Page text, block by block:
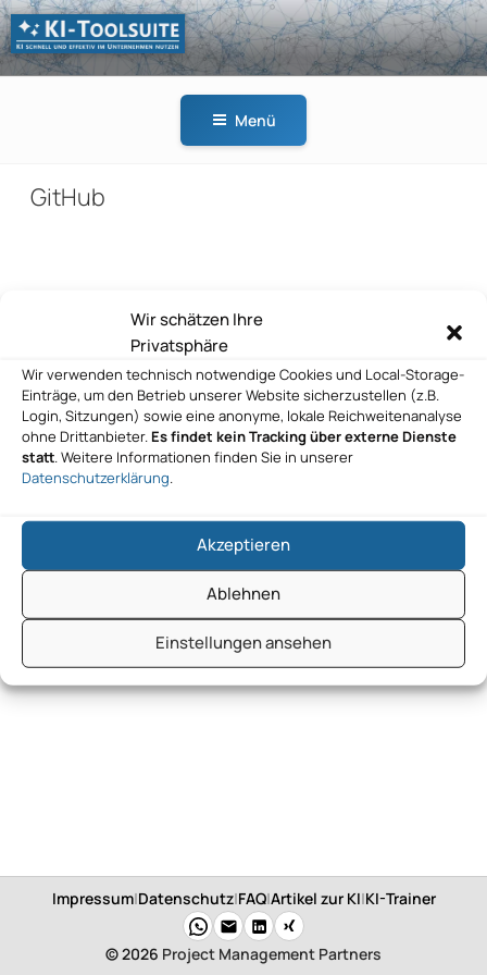
Wir schätzen Ihre
Privatsphäre
Wir verwenden technisch notwendige Cookies und Local-Storage-
Einträge, um den Betrieb unserer Website sicherzustellen (z.B.
Login, Sitzungen) sowie eine anonyme, lokale Reichweitenanalyse
ohne Drittanbieter. Es findet kein Tracking über externe Dienste
statt. Weitere Informationen finden Sie in unserer
Datenschutzerklärung.
Akzeptieren
Ablehnen
Einstellungen ansehen
Zum
Inhalt
springen
KI-
Menü
GitHub
Beitragsnavigation
Nächster
Beitrag
WEITER
GitHub
Impressum|Datenschutz|FAQ|Artikel zur KI|KI-Trainer
© 2026 Project Management Partners